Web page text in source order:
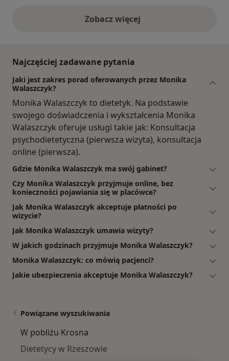
Zobacz więcejopinie powyżej
Najczęściej zadawane pytania
Jaki jest zakres porad oferowanych przez Monika
Walaszczyk?
Monika Walaszczyk to dietetyk. Na podstawie
swojego doświadczenia i wykształcenia Monika
Walaszczyk oferuje usługi takie jak: Konsultacja
psychodietetyczna (pierwsza wizyta), konsultacja
online (pierwsza).
Gdzie Monika Walaszczyk ma swój gabinet?
Czy Monika Walaszczyk przyjmuje online, bez
konieczności pojawiania się w placówce?
Jak Monika Walaszczyk akceptuje płatności po
wizycie?
Jak Monika Walaszczyk umawia wizyty?
W jakich godzinach przyjmuje Monika Walaszczyk?
Monika Walaszczyk: co mówią pacjenci?
Jakie ubezpieczenia akceptuje Monika Walaszczyk?
Powiązane wyszukiwania
W pobliżu Krosna
Dietetycy w Rzeszowie